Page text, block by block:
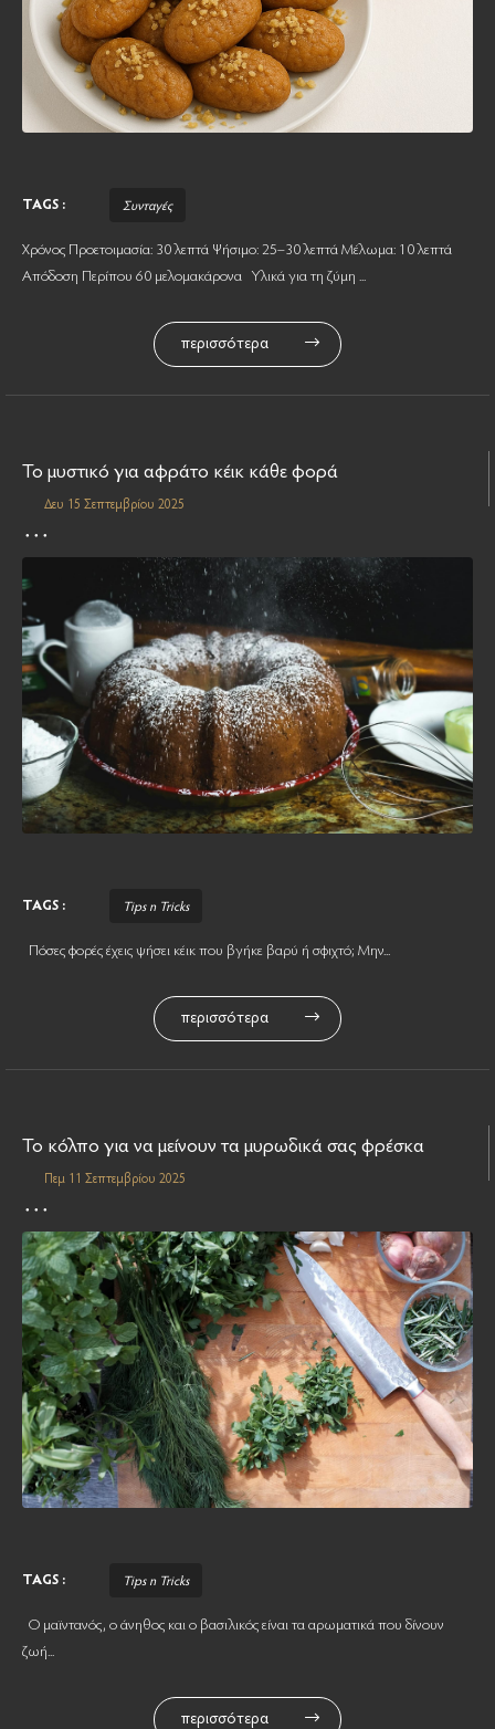
TAGS : Συνταγές
Χρόνος Προετοιμασία: 30 λεπτά Ψήσιμο: 25–30 λεπτά Μέλωμα: 10 λεπτά
Απόδοση Περίπου 60 μελομακάρονα Υλικά για τη ζύμη ...
περισσότερα
Το μυστικό για αφράτο κέικ κάθε φορά
Δευ 15 Σεπτεμβρίου 2025
TAGS : Tips n Tricks
Πόσες φορές έχεις ψήσει κέικ που βγήκε βαρύ ή σφιχτό; Μην...
περισσότερα
Το κόλπο για να μείνουν τα μυρωδικά σας φρέσκα
Πεμ 11 Σεπτεμβρίου 2025
TAGS : Tips n Tricks
Ο μαϊντανός, ο άνηθος και ο βασιλικός είναι τα αρωματικά που δίνουν
ζωή...
περισσότερα